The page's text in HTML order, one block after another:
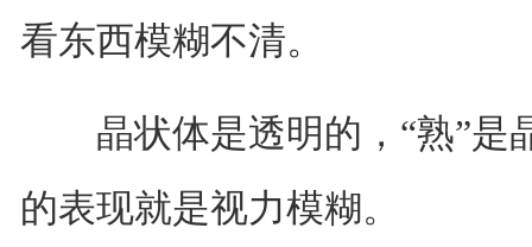
看东西模糊不清。
晶状体是透明的，“熟”是
的表现就是视力模糊。